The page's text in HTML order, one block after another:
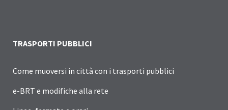
TRASPORTI PUBBLICI
Come muoversi in città con i trasporti pubblici
e-BRT e modifiche alla rete